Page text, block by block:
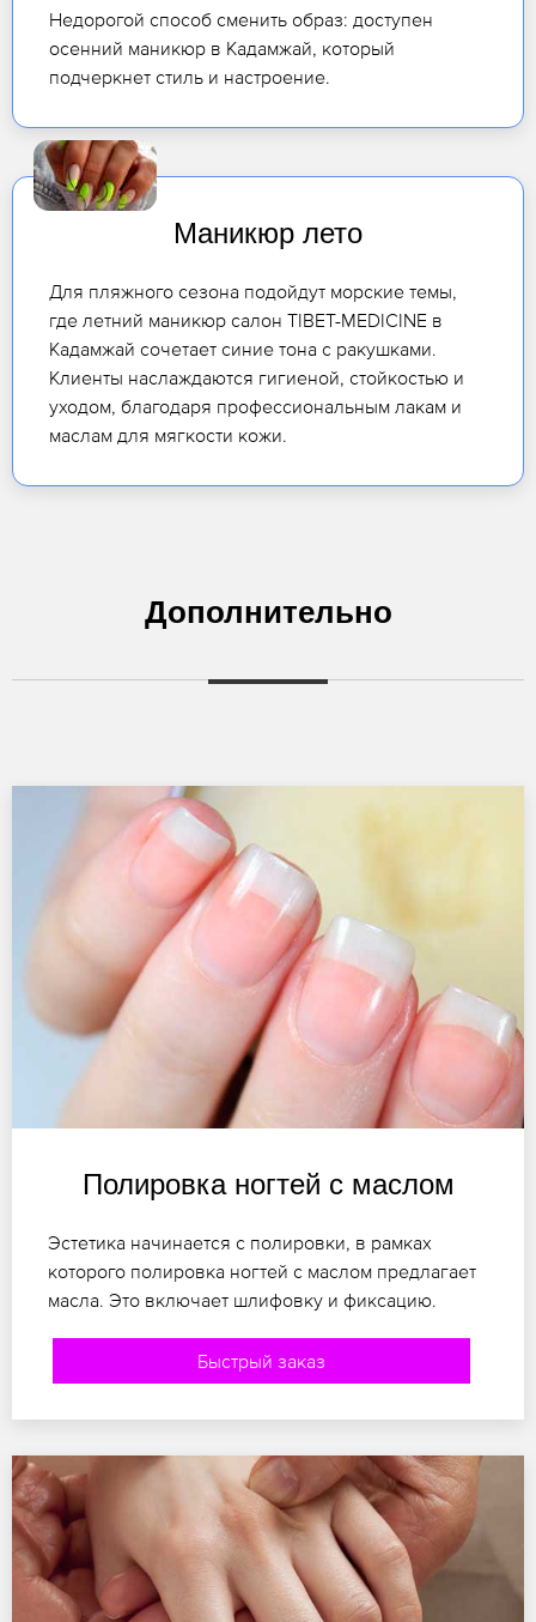
Недорогой способ сменить образ: доступен
осенний маникюр в Кадамжай, который
подчеркнет стиль и настроение.
Маникюр лето
Для пляжного сезона подойдут морские темы,
где летний маникюр салон TIBET-MEDICINE в
Кадамжай сочетает синие тона с ракушками.
Клиенты наслаждаются гигиеной, стойкостью и
уходом, благодаря профессиональным лакам и
маслам для мягкости кожи.
Дополнительно
Полировка ногтей с маслом
Эстетика начинается с полировки, в рамках
которого полировка ногтей с маслом предлагает
масла. Это включает шлифовку и фиксацию.
Быстрый заказ